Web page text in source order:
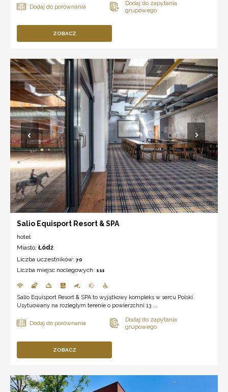
ZOBACZ
Salio Equisport Resort & SPA
hotel
Miasto: Łódź
Liczba uczestników: 70
Liczba miejsc noclegowych: 111
Salio Equisport Resort & SPA to wyjątkowy kompleks w sercu Polski.
Usytuowany na rozległym terenie o powierzchni 13 ...
ZOBACZ